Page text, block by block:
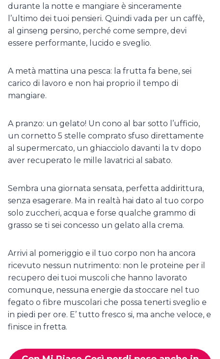
durante la notte e mangiare è sinceramente
l’ultimo dei tuoi pensieri. Quindi vada per un caffè,
al ginseng persino, perché come sempre, devi
essere performante, lucido e sveglio.
A metà mattina una pesca: la frutta fa bene, sei
carico di lavoro e non hai proprio il tempo di
mangiare.
A pranzo: un gelato! Un cono al bar sotto l’ufficio,
un cornetto 5 stelle comprato sfuso direttamente
al supermercato, un ghiacciolo davanti la tv dopo
aver recuperato le mille lavatrici al sabato.
Sembra una giornata sensata, perfetta addirittura,
senza esagerare. Ma in realtà hai dato al tuo corpo
solo zuccheri, acqua e forse qualche grammo di
grasso se ti sei concesso un gelato alla crema.
Arrivi al pomeriggio e il tuo corpo non ha ancora
ricevuto nessun nutrimento: non le proteine per il
recupero dei tuoi muscoli che hanno lavorato
comunque, nessuna energie da stoccare nel tuo
fegato o fibre muscolari che possa tenerti sveglio e
in piedi per ore. E’ tutto fresco si, ma anche veloce, e
finisce in fretta.